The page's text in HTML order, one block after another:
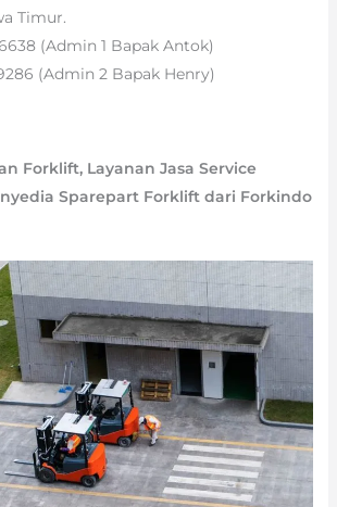
Timur.
(Admin 1 Bapak Antok)
(Admin 2 Bapak Henry)
Forklift, Layanan Jasa Service
Sparepart Forklift dari Forkindo